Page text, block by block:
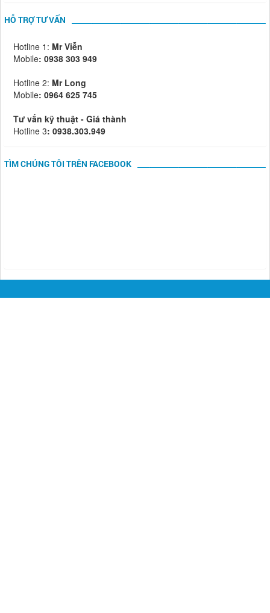
HỖ TRỢ TƯ VẤN
Hotline 1: Mr Viễn
Mobile: 0938 303 949
Hotline 2: Mr Long
Mobile: 0964 625 745
Tư vấn kỹ thuật - Giá thành
Hotline 3: 0938.303.949
TÌM CHÚNG TÔI TRÊN FACEBOOK